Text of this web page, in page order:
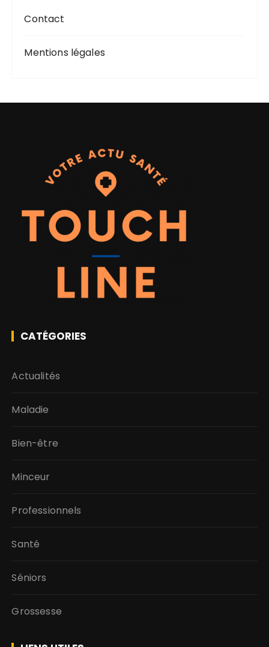
Contact
Mentions légales
CATÉGORIES
Actualités
Maladie
Bien-être
Minceur
Professionnels
Santé
Séniors
Grossesse